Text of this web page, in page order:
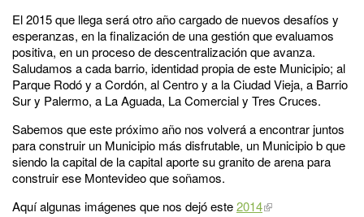
El 2015 que llega será otro año cargado de nuevos desafíos y
esperanzas, en la finalización de una gestión que evaluamos
positiva, en un proceso de descentralización que avanza.
Saludamos a cada barrio, identidad propia de este Municipio; al
Parque Rodó y a Cordón, al Centro y a la Ciudad Vieja, a Barrio
Sur y Palermo, a La Aguada, La Comercial y Tres Cruces.
Sabemos que este próximo año nos volverá a encontrar juntos
para construir un Municipio más disfrutable, un Municipio b que
siendo la capital de la capital aporte su granito de arena para
construir ese Montevideo que soñamos.
Aquí algunas imágenes que nos dejó este2014